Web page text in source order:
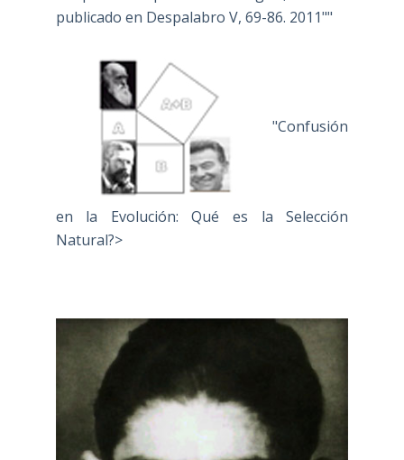
publicado en Despalabro V, 69-86. 2011""
"Confusión
en la Evolución: Qué es la Selección
Natural?>